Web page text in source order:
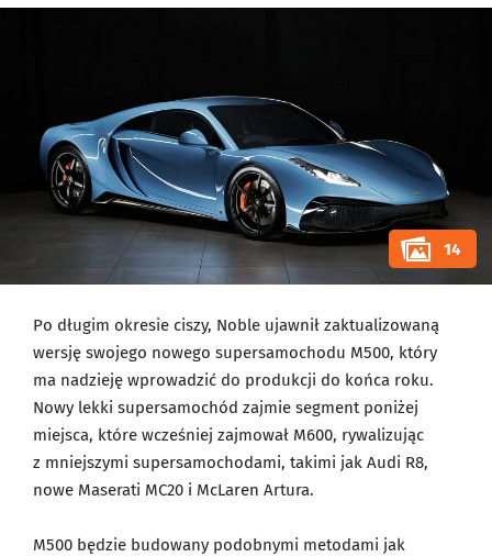
14
Po długim okresie ciszy, Noble ujawnił zaktualizowaną
wersję swojego nowego supersamochodu M500, który
ma nadzieję wprowadzić do produkcji do końca roku.
Nowy lekki supersamochód zajmie segment poniżej
miejsca, które wcześniej zajmował M600, rywalizując
z mniejszymi supersamochodami, takimi jak Audi R8,
nowe Maserati MC20 i McLaren Artura.
M500 będzie budowany podobnymi metodami jak